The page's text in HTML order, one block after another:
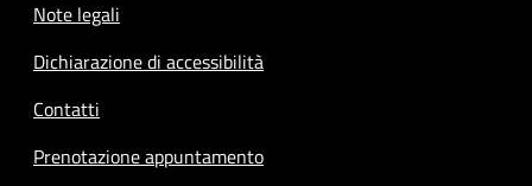
Note legali
Dichiarazione di accessibilità
Contatti
Prenotazione appuntamento